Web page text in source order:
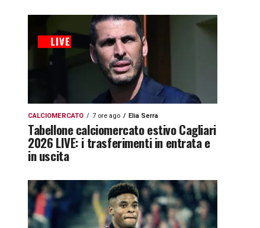
CALCIOMERCATO 7 ore ago Elia Serra
Tabellone calciomercato estivo Cagliari
2026 LIVE: i trasferimenti in entrata e
in uscita